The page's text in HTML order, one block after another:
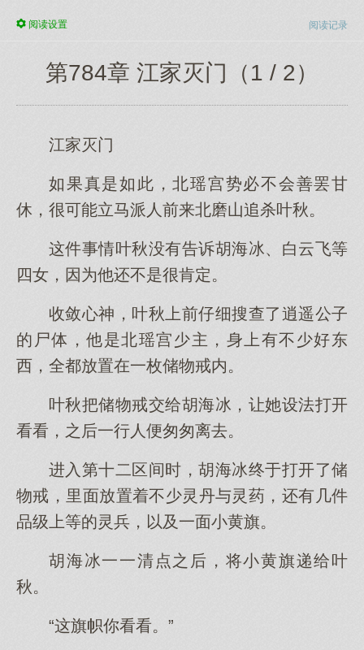
阅读记录
阅读设置
第784章 江家灭门（1 / 2）
江家灭门
如果真是如此，北瑶宫势必不会善罢甘
休，很可能立马派人前来北磨山追杀叶秋。
这件事情叶秋没有告诉胡海冰、白云飞等
四女，因为他还不是很肯定。
收敛心神，叶秋上前仔细搜查了逍遥公子
的尸体，他是北瑶宫少主，身上有不少好东
西，全都放置在一枚储物戒内。
叶秋把储物戒交给胡海冰，让她设法打开
看看，之后一行人便匆匆离去。
进入第十二区间时，胡海冰终于打开了储
物戒，里面放置着不少灵丹与灵药，还有几件
品级上等的灵兵，以及一面小黄旗。
胡海冰一一清点之后，将小黄旗递给叶
秋。
“这旗帜你看看。”